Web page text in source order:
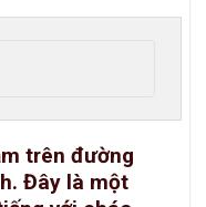
trên đường
Đây là một